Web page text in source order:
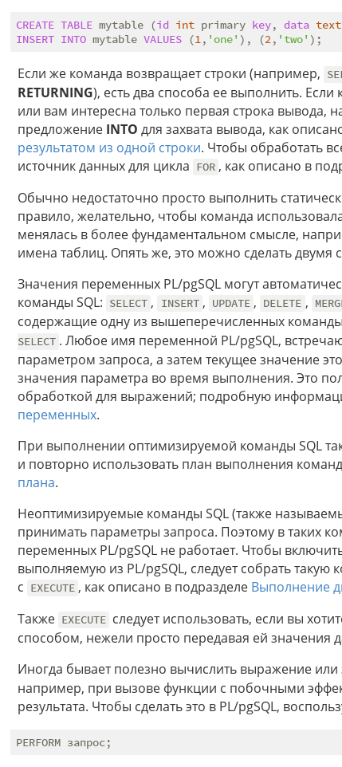
CREATE TABLE mytable (id int primary key, data text
INSERT INTO mytable VALUES (1, 'one' ), (2, 'two'
Если же команда возвращает строки (например,
RETURNING), есть два способа ее выполнить.
или вам интересна только первая строка вывода,
предложение INTO для захвата вывода, как
результатом из одной строки. Чтобы обработать
источник данных для цикла FOR , как описано в
Обычно недостаточно просто выполнить
правило, желательно, чтобы команда
менялась в более фундаментальном смысле,
имена таблиц. Опять же, это можно сделать двумя
Значения переменных PL/pgSQL могут
команды SQL: SELECT , INSERT , UPDATE , DELETE ,
содержащие одну из вышеперечисленных
SELECT . Любое имя переменной PL/pgSQL,
параметром запроса, а затем текущее значение
значения параметра во время выполнения. Это
обработкой для выражений; подробную
переменных.
При выполнении оптимизируемой команды SQL
и повторно использовать план выполнения
плана.
Неоптимизируемые команды SQL (также
принимать параметры запроса. Поэтому в таких
переменных PL/pgSQL не работает. Чтобы
выполняемую из PL/pgSQL, следует собрать такую
с EXECUTE , как описано в подразделе Выполнение
Также EXECUTE следует использовать, если вы
способом, нежели просто передавая ей
Иногда бывает полезно вычислить выражение или
например, при вызове функции с побочными
результата. Чтобы сделать это в PL/pgSQL,